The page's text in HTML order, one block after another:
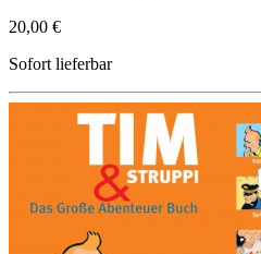
20,00 €
Sofort lieferbar